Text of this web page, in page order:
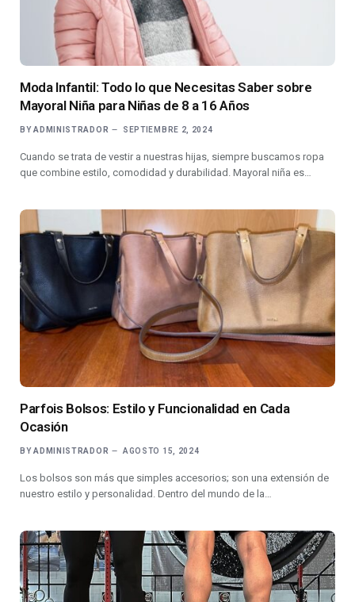
Moda Infantil: Todo lo que Necesitas Saber sobre
Mayoral Niña para Niñas de 8 a 16 Años
BY ADMINISTRADOR SEPTIEMBRE 2, 2024
Cuando se trata de vestir a nuestras hijas, siempre buscamos ropa
que combine estilo, comodidad y durabilidad. Mayoral niña es…
Parfois Bolsos: Estilo y Funcionalidad en Cada
Ocasión
BY ADMINISTRADOR AGOSTO 15, 2024
Los bolsos son más que simples accesorios; son una extensión de
nuestro estilo y personalidad. Dentro del mundo de la…